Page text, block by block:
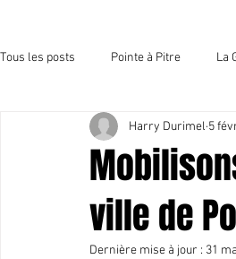
Tous les posts Pointe à Pitre La
Sport et culture
ville de
Harry Durimel 5
Dernière mise à jour : 31